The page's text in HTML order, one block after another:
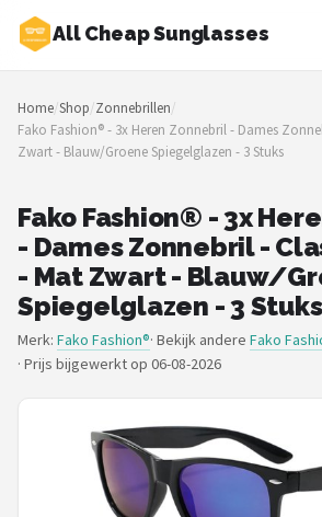
All Cheap Sunglasses
Zoeken
NAVIGATIE
Shop
Merken
Blog
Zonnebrillen
Baby zonnebrillen
POPULAIRE MERKEN
Polaroid
Home/Shop/Zonnebrillen/
Fako Fashion® - 3x Heren Zonnebril - Dames
Zwart - Blauw/Groene Spiegelglazen - 3 Stuks
Fako Fashion® - 3x
- Dames Zonnebril -
- Mat Zwart - Blauw/
Spiegelglazen - 3 Stuks
Merk: Fako Fashion®· Bekijk andere Fako
· Prijs bijgewerkt op 06-08-2026